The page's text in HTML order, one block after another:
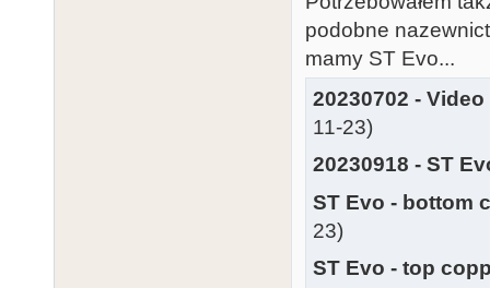
podobne
mamy ST Evo...
20230702 -
11-23)
20230918 - ST
ST Evo - bottom
23)
ST Evo - top